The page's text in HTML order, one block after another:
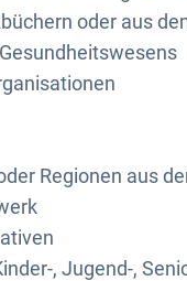
oder aus
Regionen aus
, Jugend-,